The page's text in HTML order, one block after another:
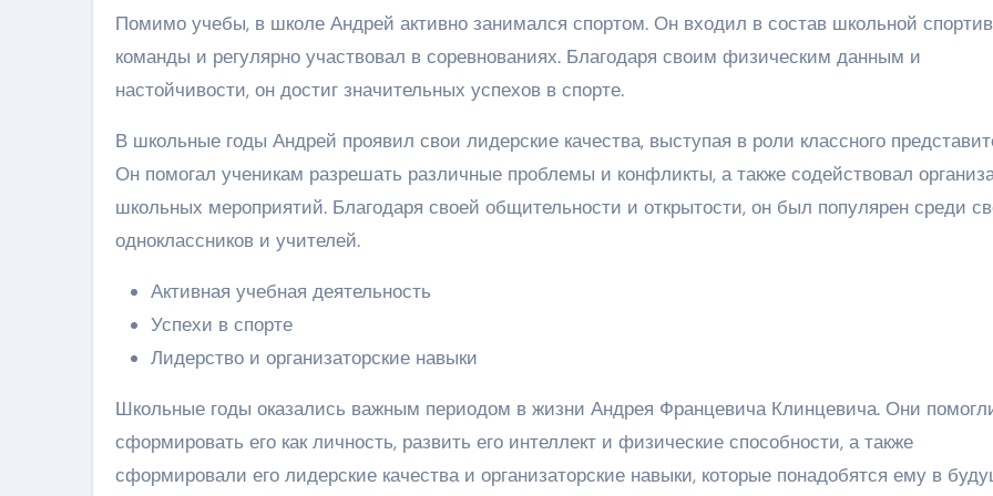
Помимо учебы, в школе Андрей активно занимался спортом. Он входил в состав школьной
команды и регулярно участвовал в соревнованиях. Благодаря своим физическим данным и
настойчивости, он достиг значительных успехов в спорте.
В школьные годы Андрей проявил свои лидерские качества, выступая в роли классного
Он помогал ученикам разрешать различные проблемы и конфликты, а также содействовал
школьных мероприятий. Благодаря своей общительности и открытости, он был популярен среди
одноклассников и учителей.
Активная учебная деятельность
Успехи в спорте
Лидерство и организаторские навыки
Школьные годы оказались важным периодом в жизни Андрея Францевича Клинцевича. Они
сформировать его как личность, развить его интеллект и физические способности, а также
сформировали его лидерские качества и организаторские навыки, которые понадобятся ему в